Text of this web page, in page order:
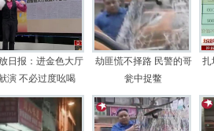
日报：进金色大厅
演 不必过度吆喝
劫匪慌不择路 民警的哥
瓮中捉鳖
扎